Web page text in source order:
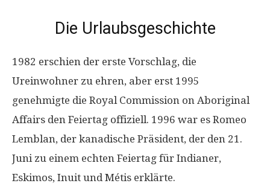
Die Urlaubsgeschichte
1982 erschien der erste Vorschlag, die
Ureinwohner zu ehren, aber erst 1995
genehmigte die Royal Commission on Aboriginal
Affairs den Feiertag offiziell. 1996 war es Romeo
Lemblan, der kanadische Präsident, der den 21.
Juni zu einem echten Feiertag für Indianer,
Eskimos, Inuit und Métis erklärte.